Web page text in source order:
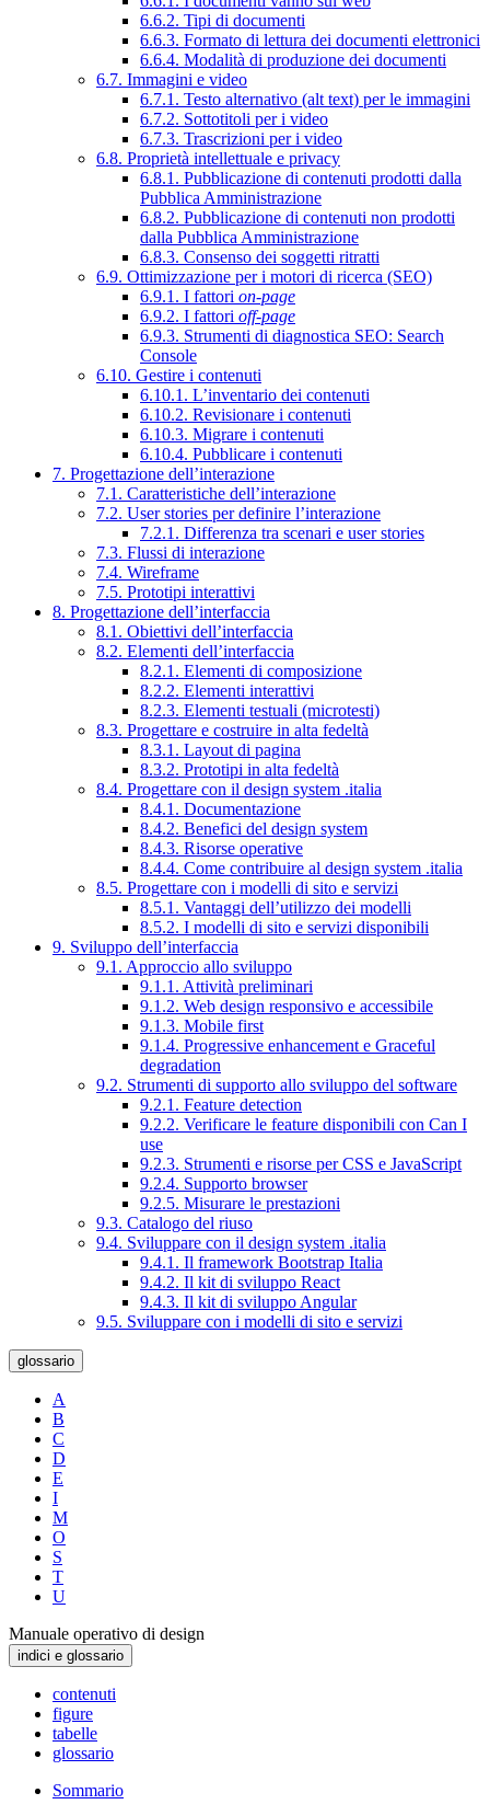
6.6.2. Tipi di documenti
6.6.3. Formato di lettura dei documenti elettronici
6.6.4. Modalità di produzione dei documenti
6.7. Immagini e video
6.7.1. Testo alternativo (alt text) per le immagini
6.7.2. Sottotitoli per i video
6.7.3. Trascrizioni per i video
6.8. Proprietà intellettuale e privacy
6.8.1. Pubblicazione di contenuti prodotti dalla
Pubblica Amministrazione
6.8.2. Pubblicazione di contenuti non prodotti
dalla Pubblica Amministrazione
6.8.3. Consenso dei soggetti ritratti
6.9. Ottimizzazione per i motori di ricerca (SEO)
6.9.1. I fattori on-page
6.9.2. I fattori off-page
6.9.3. Strumenti di diagnostica SEO: Search
Console
6.10. Gestire i contenuti
6.10.1. L’inventario dei contenuti
6.10.2. Revisionare i contenuti
6.10.3. Migrare i contenuti
6.10.4. Pubblicare i contenuti
7. Progettazione dell’interazione
7.1. Caratteristiche dell’interazione
7.2. User stories per definire l’interazione
7.2.1. Differenza tra scenari e user stories
7.3. Flussi di interazione
7.4. Wireframe
7.5. Prototipi interattivi
8. Progettazione dell’interfaccia
8.1. Obiettivi dell’interfaccia
8.2. Elementi dell’interfaccia
8.2.1. Elementi di composizione
8.2.2. Elementi interattivi
8.2.3. Elementi testuali (microtesti)
8.3. Progettare e costruire in alta fedeltà
8.3.1. Layout di pagina
8.3.2. Prototipi in alta fedeltà
8.4. Progettare con il design system .italia
8.4.1. Documentazione
8.4.2. Benefici del design system
8.4.3. Risorse operative
8.4.4. Come contribuire al design system .italia
8.5. Progettare con i modelli di sito e servizi
8.5.1. Vantaggi dell’utilizzo dei modelli
8.5.2. I modelli di sito e servizi disponibili
9. Sviluppo dell’interfaccia
9.1. Approccio allo sviluppo
9.1.1. Attività preliminari
9.1.2. Web design responsivo e accessibile
9.1.3. Mobile first
9.1.4. Progressive enhancement e Graceful
degradation
9.2. Strumenti di supporto allo sviluppo del software
9.2.1. Feature detection
9.2.2. Verificare le feature disponibili con Can I
use
9.2.3. Strumenti e risorse per CSS e JavaScript
9.2.4. Supporto browser
9.2.5. Misurare le prestazioni
9.3. Catalogo del riuso
9.4. Sviluppare con il design system .italia
9.4.1. Il framework Bootstrap Italia
9.4.2. Il kit di sviluppo React
9.4.3. Il kit di sviluppo Angular
9.5. Sviluppare con i modelli di sito e servizi
glossario
A
B
C
D
E
I
M
O
S
T
U
Manuale operativo di design
indici e glossario
contenuti
figure
tabelle
glossario
Sommario